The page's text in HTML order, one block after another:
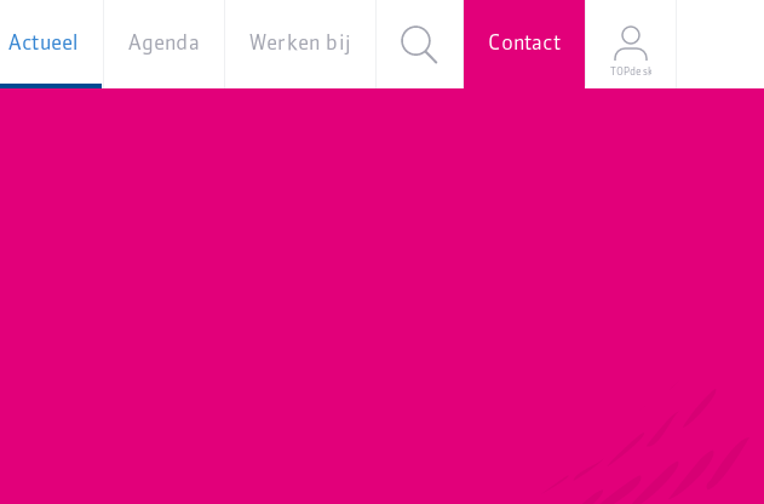
Actueel Agenda Werken bij Contact
TOPdesk